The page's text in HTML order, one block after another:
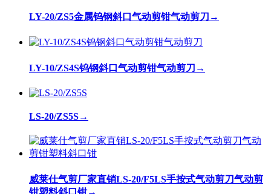
LY-20/ZS5金属钨钢斜口气动剪钳气动剪刀 →
LY-10/ZS4S钨钢斜口气动剪钳气动剪刀 →
LS-20/ZS5S→
威莱仕气剪厂家直销LS-20/F5LS手按式气动剪刀气动剪
钳塑料斜口钳→